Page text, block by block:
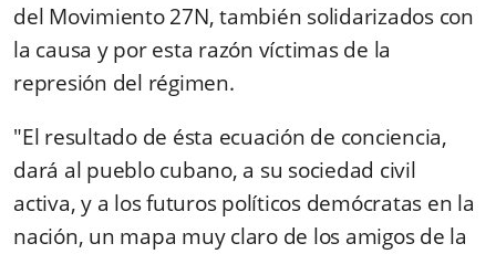
del Movimiento 27N, también solidarizados con
la causa y por esta razón víctimas de la
represión del régimen.
"El resultado de ésta ecuación de conciencia,
dará al pueblo cubano, a su sociedad civil
activa, y a los futuros políticos demócratas en la
nación, un mapa muy claro de los amigos de la